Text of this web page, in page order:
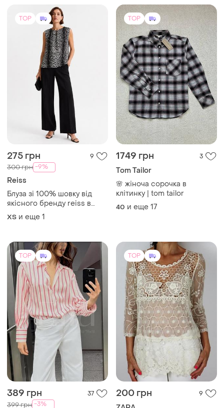
Блуза зі 100% шовку від
якісного бренду reiss в
анімалістичному принті
1
клітинку | tom tailor
40 и еще 17
389 грн 37
399 грн -3%
Крутая топовая рубашка
блуза блузка zara батал
большой размер оверсайз
свободная трендовая
шелковая шелковая шелк
атласная атласная
сатиновая
XL и еще 1
TOP
200 грн
крем беж zara basic
и еще
TOP TOP